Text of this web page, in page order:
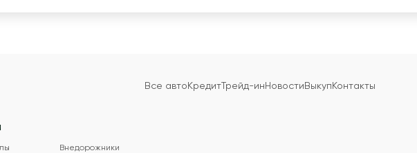
Все автоКредитТрейд-инНовостиВыкупКонтакты
Внедорожники